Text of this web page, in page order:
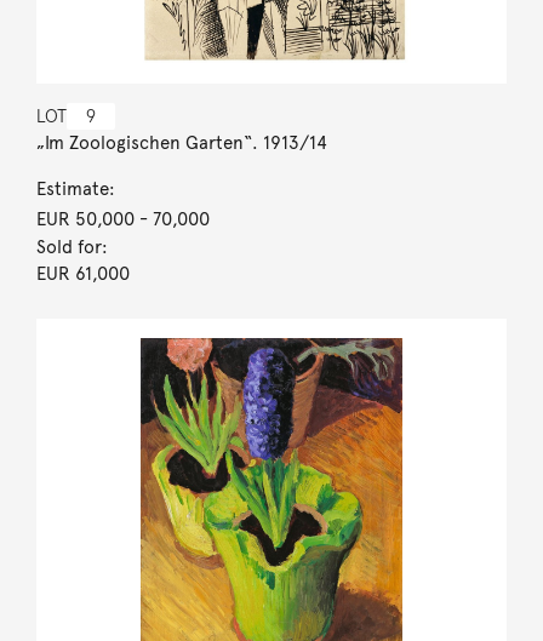
LOT 9
„Im Zoologischen Garten“. 1913/14
Estimate:
EUR 50,000- 70,000
Sold for:
EUR 61,000